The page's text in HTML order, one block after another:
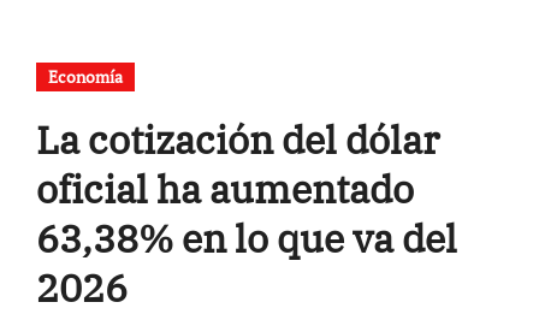
Economía
La cotización del dólar
oficial ha aumentado
63,38% en lo que va del
2026